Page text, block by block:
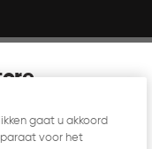
to shop?
gaat u akkoord
voor het